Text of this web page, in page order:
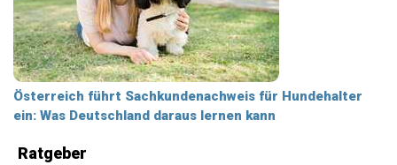
Österreich führt Sachkundenachweis für Hundehalter
ein: Was Deutschland daraus lernen kann
Ratgeber